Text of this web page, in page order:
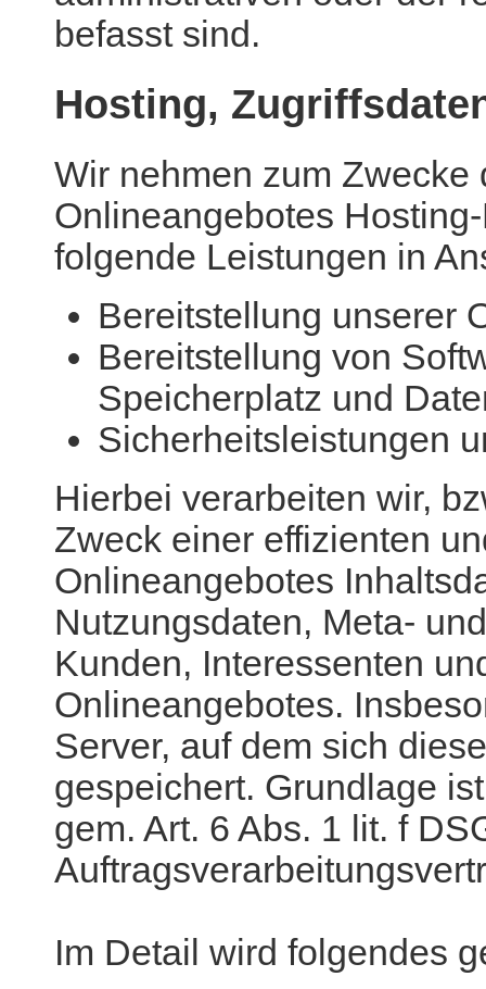
befasst sind.
Hosting,
Wir nehmen zum Zwecke
Onlineangebotes
folgende Leistungen in
Bereitstellung unserer
Bereitstellung von
Speicherplatz und
Sicherheitsleistungen
Hierbei verarbeiten wir,
Zweck einer effizienten
Onlineangebotes
Nutzungsdaten, Meta-
Kunden, Interessenten
Onlineangebotes.
Server, auf dem sich
gespeichert. Grundlage
gem. Art. 6 Abs. 1 lit. f
Im Detail wird folgendes